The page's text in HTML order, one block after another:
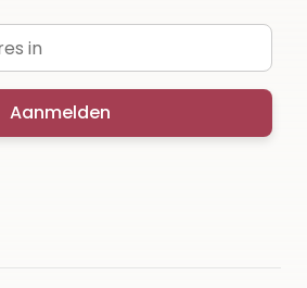
Aanmelden